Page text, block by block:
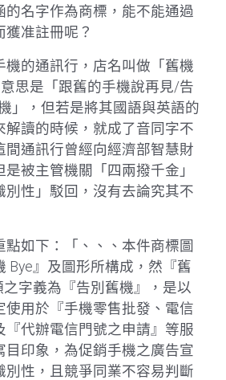
的名字作為商標，能不能通過
准註冊呢？
機的通訊行，店名叫做「舊機
思是「跟舊的手機說再見/告
」，但若是將其國語與英語的
解讀的時候，就成了音同字不
間通訊行曾經向經濟部智慧財
被主管機關「四兩撥千金」
別性」駁回，沒有去論究其不
點如下：「、、、本件商標圖
Bye』及圖形所構成，然『舊
字義為『告別舊機』，是以
使用於『手機零售批發、電信
『代辦電信門號之申請』等服
目印象，為促銷手機之廣告宣
別性，且競爭同業不容易判斷